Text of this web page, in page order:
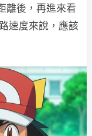
離後，再進來看
速度來說，應該